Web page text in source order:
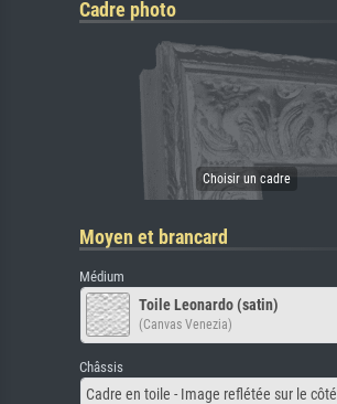
Cadre photo
Moyen et brancard
Médium
Toile Leonardo (satin)
(Canvas Venezia)
Châssis
Cadre en toile - Image reflétée sur le côté